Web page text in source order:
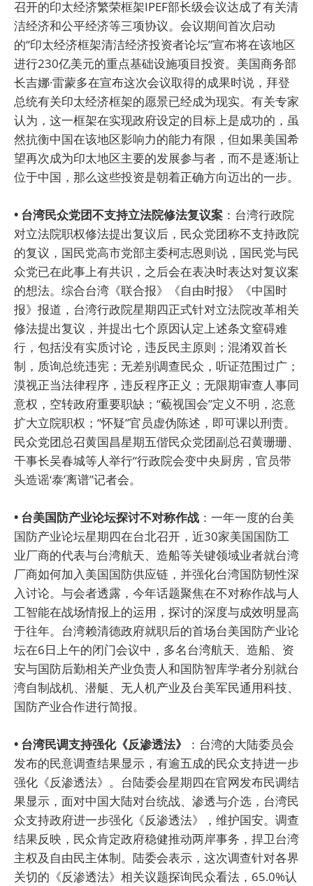
召开的印太经济繁荣框架IPEF部长级会议达成了有关清
洁经济和公平经济等三项协议。会议期间首次启动
的“印太经济框架清洁经济投资者论坛”宣布将在该地区
进行230亿美元的重点基础设施项目投资。美国商务部
长吉娜·雷蒙多在宣布这次会议取得的成果时说，拜登
总统有关印太经济框架的愿景已经成为现实。有关专家
认为，这一框架在实现政府设定的目标上是成功的，虽
然抗衡中国在该地区影响力的能力有限，但如果美国希
望再次成为印太地区主要的发展参与者，而不是逐渐让
位于中国，那么这些投资是朝着正确方向迈出的一步。
• 台湾民众党团不支持立法院修法复议案 ：台湾行政院
对立法院职权修法提出复议后，民众党团称不支持政院
的复议，国民党高市党部主委柯志恩则说，国民党与民
众党已在此事上有共识，之后会在表决时表达对复议案
的想法。综合台湾《联合报》《自由时报》《中国时
报》报道，台湾行政院星期四正式针对立法院改革相关
修法提出复议，并提出七个原因认定上述条文窒碍难
行，包括没有实质讨论，违反民主原则；混淆双首长
制，质询总统违宪；无差别调查民众，听证范围过广；
漠视正当法律程序，违反程序正义；无限期审查人事同
意权，空转政府重要职缺；“藐视国会”定义不明，恣意
扩大立院职权；“怀疑”官员虚伪陈述，即可课以刑责。
民众党团总召黄国昌星期五偕民众党团副总召黄珊珊、
干事长吴春城等人举行“行政院会变中央厨房，官员带
头造谣‘泰’离谱”记者会。
• 台美国防产业论坛探讨不对称作战 ：一年一度的台美
国防产业论坛星期四在台北召开，近30家美国国防工
业厂商的代表与台湾航天、造船等关键领域业者就台湾
厂商如何加入美国国防供应链，并强化台湾国防韧性深
入讨论。与会者透露，今年话题聚焦在不对称作战与人
工智能在战场情报上的运用，探讨的深度与成效明显高
于往年。台湾赖清德政府就职后的首场台美国防产业论
坛在6日上午的闭门会议中，多名台湾航天、造船、资
安与国防后勤相关产业负责人和国防智库学者分别就台
湾自制战机、潜艇、无人机产业及台美军民通用科技、
国防产业合作进行简报。
• 台湾民调支持强化《反渗透法》
：台湾的大陆委员会
发布的民意调查结果显示，有逾五成的民众支持进一步
强化《反渗透法》。台陆委会星期四在官网发布民调结
果显示，面对中国大陆对台统战、渗透与介选，台湾民
众支持政府进一步强化《反渗透法》，维护国安。调查
结果反映，民众肯定政府稳健推动两岸事务，捍卫台湾
主权及自由民主体制。陆委会表示，这次调查针对各界
关切的《反渗透法》相关议题探询民众看法，65.0%认